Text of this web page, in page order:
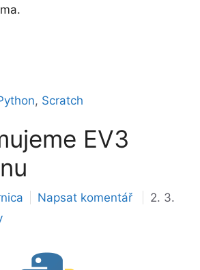
, Scratch
EV3
Napsat komentář
2. 3.